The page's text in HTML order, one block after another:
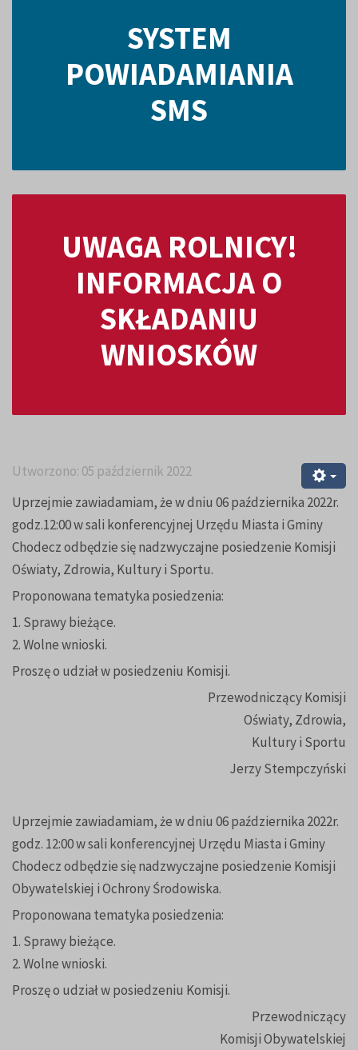
SYSTEM
POWIADAMIANIA
SMS
UWAGA ROLNICY!
INFORMACJA O
SKŁADANIU
WNIOSKÓW
Utworzono: 05 październik 2022
Uprzejmie zawiadamiam, że w dniu 06 października 2022r.
godz.12:00 w sali konferencyjnej Urzędu Miasta i Gminy
Chodecz odbędzie się nadzwyczajne posiedzenie Komisji
Oświaty, Zdrowia, Kultury i Sportu.
Proponowana tematyka posiedzenia:
1. Sprawy bieżące.
2. Wolne wnioski.
Proszę o udział w posiedzeniu Komisji.
Przewodniczący Komisji
Oświaty, Zdrowia,
Kultury i Sportu
Jerzy Stempczyński
Uprzejmie zawiadamiam, że w dniu 06 października 2022r.
godz. 12:00 w sali konferencyjnej Urzędu Miasta i Gminy
Chodecz odbędzie się nadzwyczajne posiedzenie Komisji
Obywatelskiej i Ochrony Środowiska.
Proponowana tematyka posiedzenia:
1. Sprawy bieżące.
2. Wolne wnioski.
Proszę o udział w posiedzeniu Komisji.
Przewodniczący
Komisji Obywatelskiej